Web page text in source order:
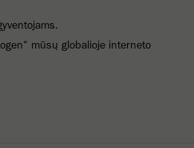
mūsų globalioje interneto